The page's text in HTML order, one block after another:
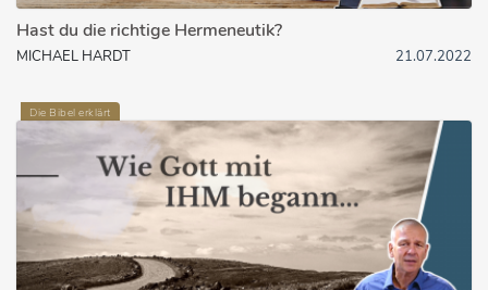
Hast du die richtige Hermeneutik?
MICHAEL HARDT 21.07.2022
Die Bibel erklärt